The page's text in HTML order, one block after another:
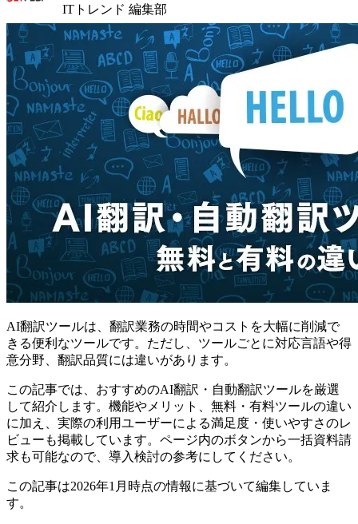
ITトレンド 編集部
AI翻訳ツールは、翻訳業務の時間やコストを大幅に削減で
きる便利なツールです。ただし、ツールごとに対応言語や得
意分野、翻訳品質には違いがあります。
この記事では、おすすめのAI翻訳・自動翻訳ツールを厳選
して紹介します。機能やメリット、無料・有料ツールの違い
に加え、実際の利用ユーザーによる満足度・使いやすさのレ
ビューも掲載しています。ページ内のボタンから一括資料請
求も可能なので、導入検討の参考にしてください。
この記事は2026年1月時点の情報に基づいて編集していま
す。